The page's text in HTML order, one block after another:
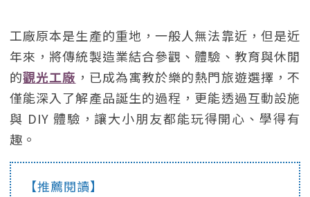
工廠原本是生產的重地，一般人無法靠近，但是近
年來，將傳統製造業結合參觀、體驗、教育與休閒
的觀光工廠 ，已成為寓教於樂的熱門旅遊選擇，不
僅能深入了解產品誕生的過程，更能透過互動設施
與 DIY 體驗，讓大小朋友都能玩得開心、學得有
趣。
【推薦閱讀】